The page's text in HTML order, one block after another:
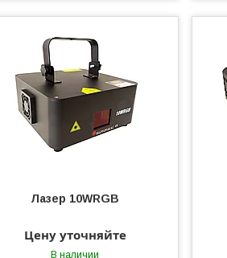
Лазер 10WRGB
Цену уточняйте
В наличии